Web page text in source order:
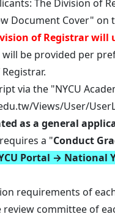
The Division of
Document Cover"
of Registrar
be provided per
via the "NYCU
Views/User/
as a general
a "Conduct
Portal → National
requirements of
committee of